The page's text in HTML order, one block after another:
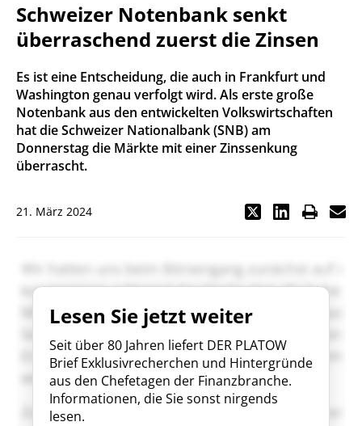
Schweizer Notenbank senkt
überraschend zuerst die Zinsen
Es ist eine Entscheidung, die auch in Frankfurt und
Washington genau verfolgt wird. Als erste große
Notenbank aus den entwickelten Volkswirtschaften
hat die Schweizer Nationalbank (SNB) am
Donnerstag die Märkte mit einer Zinssenkung
überrascht.
21. März 2024
Lesen Sie jetzt weiter
Seit über 80 Jahren liefert DER PLATOW
Brief Exklusivrecherchen und Hintergründe
aus den Chefetagen der Finanzbranche.
Informationen, die Sie sonst nirgends
lesen.